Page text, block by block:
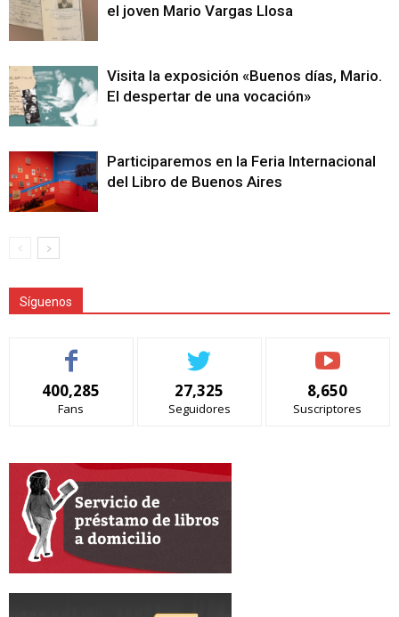
el joven Mario Vargas Llosa
Visita la exposición «Buenos días, Mario.
El despertar de una vocación»
Participaremos en la Feria Internacional
del Libro de Buenos Aires
Síguenos
400,285
Fans
27,325
Seguidores
8,650
Suscriptores